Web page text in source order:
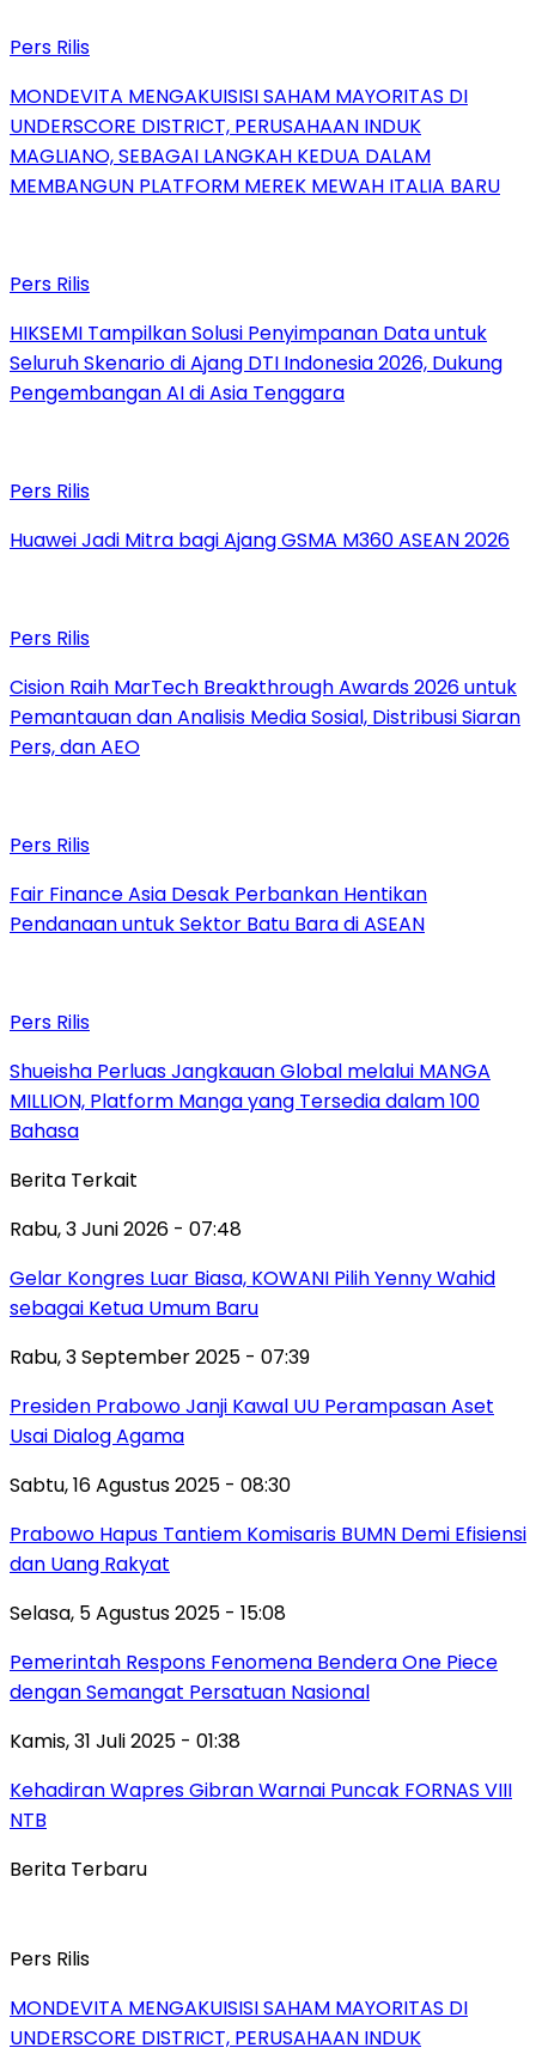
Pers Rilis
MONDEVITA MENGAKUISISI SAHAM MAYORITAS DI
UNDERSCORE DISTRICT, PERUSAHAAN INDUK
MAGLIANO, SEBAGAI LANGKAH KEDUA DALAM
MEMBANGUN PLATFORM MEREK MEWAH ITALIA BARU
Pers Rilis
HIKSEMI Tampilkan Solusi Penyimpanan Data untuk
Seluruh Skenario di Ajang DTI Indonesia 2026, Dukung
Pengembangan AI di Asia Tenggara
Pers Rilis
Huawei Jadi Mitra bagi Ajang GSMA M360 ASEAN 2026
Pers Rilis
Cision Raih MarTech Breakthrough Awards 2026 untuk
Pemantauan dan Analisis Media Sosial, Distribusi Siaran
Pers, dan AEO
Pers Rilis
Fair Finance Asia Desak Perbankan Hentikan
Pendanaan untuk Sektor Batu Bara di ASEAN
Pers Rilis
Shueisha Perluas Jangkauan Global melalui MANGA
MILLION, Platform Manga yang Tersedia dalam 100
Bahasa
Berita Terkait
Rabu, 3 Juni 2026 - 07:48
Gelar Kongres Luar Biasa, KOWANI Pilih Yenny Wahid
sebagai Ketua Umum Baru
Rabu, 3 September 2025 - 07:39
Presiden Prabowo Janji Kawal UU Perampasan Aset
Usai Dialog Agama
Sabtu, 16 Agustus 2025 - 08:30
Prabowo Hapus Tantiem Komisaris BUMN Demi Efisiensi
dan Uang Rakyat
Selasa, 5 Agustus 2025 - 15:08
Pemerintah Respons Fenomena Bendera One Piece
dengan Semangat Persatuan Nasional
Kamis, 31 Juli 2025 - 01:38
Kehadiran Wapres Gibran Warnai Puncak FORNAS VIII
NTB
Berita Terbaru
Pers Rilis
MONDEVITA MENGAKUISISI SAHAM MAYORITAS DI
UNDERSCORE DISTRICT, PERUSAHAAN INDUK